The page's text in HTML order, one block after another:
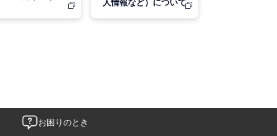
人情報など）について
お困りのとき